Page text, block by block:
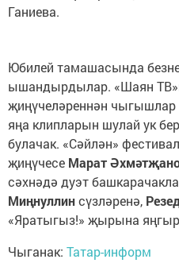
Ганиева.
Юбилей тамашасында
ышандырдылар. «Шаян
җиңүчеләреннән чыгышлар
яңа клипларын шулай ук
булачак. «Сәйлән»
җиңүчесе Марат
сәхнәдә дуэт
Миңнуллинсүзләренә,
«Яратыгыз!» җырына
Чыганак: Татар-информ